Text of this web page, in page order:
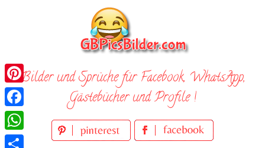
Bilder und Sprüche für Facebook, WhatsApp,
Gästebücher und Profile !
Pinterest
Facebook
WhatsApp